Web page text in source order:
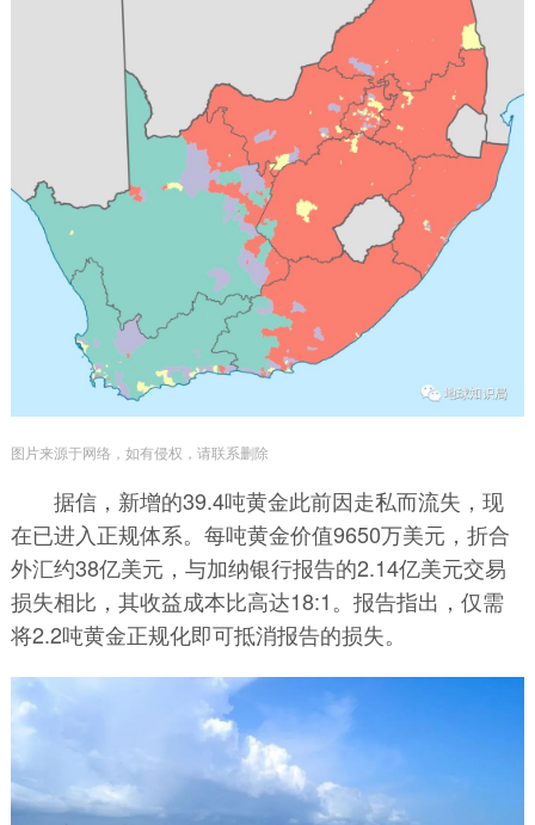
图片来源于网络，如有侵权，请联系删除
据信，新增的39.4吨黄金此前因走私而流失，现
在已进入正规体系。每吨黄金价值9650万美元，折合
外汇约38亿美元，与加纳银行报告的2.14亿美元交易
损失相比，其收益成本比高达18:1。报告指出，仅需
将2.2吨黄金正规化即可抵消报告的损失。